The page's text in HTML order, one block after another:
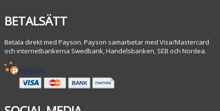
BETALSÄTT
Betala direkt med Payson. Payson samarbetar med Visa/Mastercard
och internetbankerna Swedbank, Handelsbanken, SEB och Nordea.